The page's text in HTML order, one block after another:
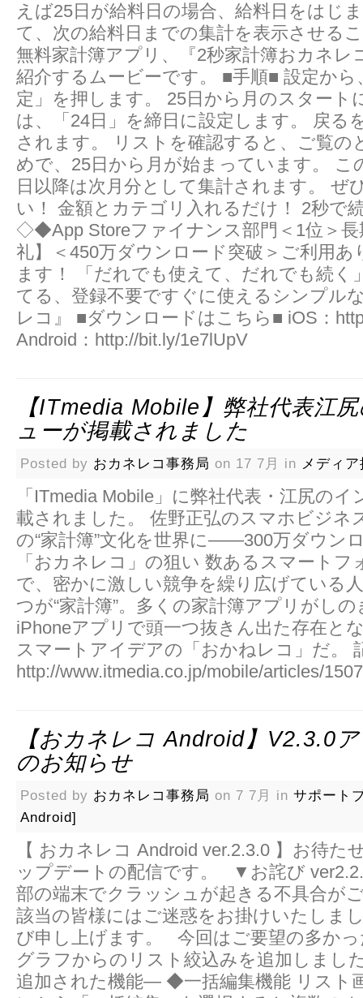
えば25日が給料日の場合、給料日をはじ
て、次の給料日までの集計を表示させる
無料家計簿アプリ、『2秒家計簿おカネレ
紹介するムービーです。 ■手順■ 設定から
定」を押します。 25日から月のスタート
は、「24日」を締日に設定します。 戻る
されます。 リストを確認すると、ご覧の
めで、25日から月が始まっています。 こ
日以降は次月分として集計されます。 ぜ
い！ 金額とカテゴリ入れるだけ！ 2秒で
◇◆App Storeファイナンス部門＜1位＞
礼】＜450万ダウンロード突破＞ご利用
ます！ 「だれでも使えて、だれでも続く
てる、登録不要ですぐに使えるシン­プル
レコ』 ■ダウンロードはこちら■ iOS：
Android：http://bit.ly/1e7lUpV
【ITmedia Mobile】弊社代表江
ューが掲載されました
Posted by おカネレコ事務局 on 17 7月 in メディ
「ITmedia Mobile」に弊社代表・江尻の
載されました。 佐野正弘のスマホビジネ
の“家計簿”文化を世界に――300万ダウン
「おカネレコ」の狙い 数あるスマートフ
で、密かに激しい競争を繰り広げている
つが“家計簿”。多くの家計簿アプリがし
iPhoneアプリで頭一つ抜きん出た存在と
スマートアイデアの「おかねレコ」だ。
http://www.itmedia.co.jp/mobile/articles/
【おカネレコ Android】v2.3.0
のお知らせ
Posted by おカネレコ事務局 on 7 7月 in サポート
Android]
【 おカネレコ Android ver.2.3.0 】お待た
ップデートの配信です。 ▼お詫び
部の端末でクラッシュが起きる不具合が
該当の皆様にはご迷惑をお掛けいたしま
び申し上げます。 今回はご要望の多かっ
グラフからのリスト絞込みを追加しまし
追加された機能― ◆一括編集機能 リスト